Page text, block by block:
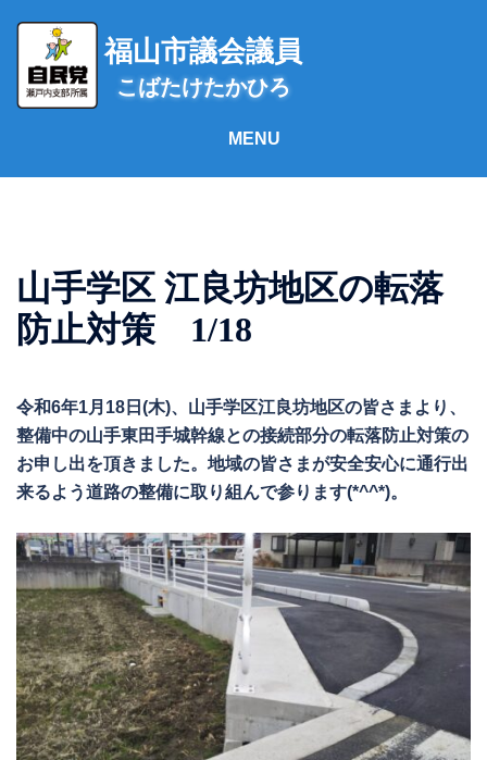
ス
福山市議会議員
こばたけたかひろ
山手学区 江良坊地区の転落
防止対策 1/18
令和6年1月18日(木)、山手学区江良坊地区の皆さまより、
整備中の山手東田手城幹線との接続部分の転落防止対策の
お申し出を頂きました。地域の皆さまが安全安心に通行出
来るよう道路の整備に取り組んで参ります(*^^*)。